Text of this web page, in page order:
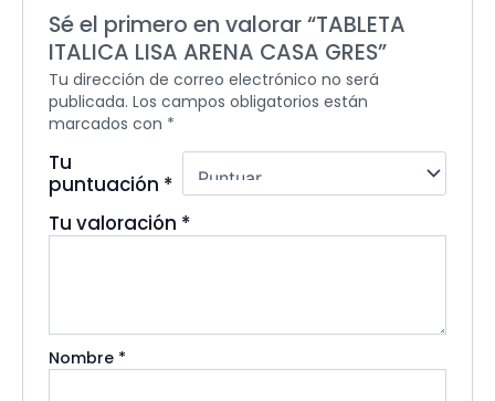
Sé el primero en valorar “TABLETA
ITALICA LISA ARENA CASA GRES”
Tu dirección de correo electrónico no será
publicada. Los campos obligatorios están
marcados con *
Tu
puntuación *
Tu valoración *
Nombre *